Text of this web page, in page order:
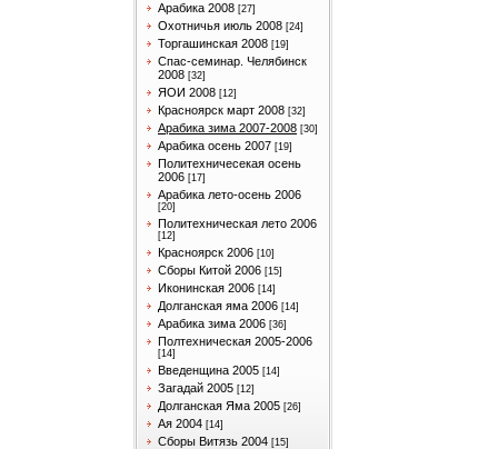
Арабика 2008 [27]
Охотничья июль 2008 [24]
Торгашинская 2008 [19]
Спас-семинар. Челябинск
2008 [32]
ЯОИ 2008 [12]
Красноярск март 2008 [32]
Арабика зима 2007-2008 [30]
Арабика осень 2007 [19]
Политехничесекая осень
2006 [17]
Арабика лето-осень 2006
[20]
Политехническая лето 2006
[12]
Красноярск 2006 [10]
Сборы Китой 2006 [15]
Иконинская 2006 [14]
Долганская яма 2006 [14]
Арабика зима 2006 [36]
Полтехническая 2005-2006
[14]
Введенщина 2005 [14]
Загадай 2005 [12]
Долганская Яма 2005 [26]
Ая 2004 [14]
Сборы Витязь 2004 [15]